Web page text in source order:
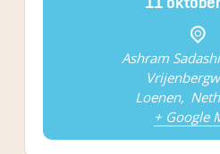
Ashram
Loenen,
+ Google